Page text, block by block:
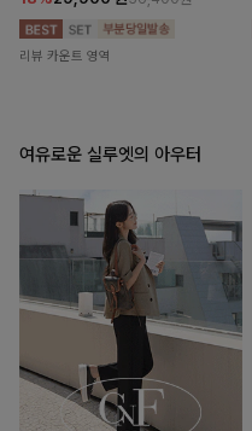
리뷰 카운트 영역
여유로운 실루엣의 아우터